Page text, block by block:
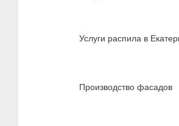
Услуги распила в
Производство фасадов